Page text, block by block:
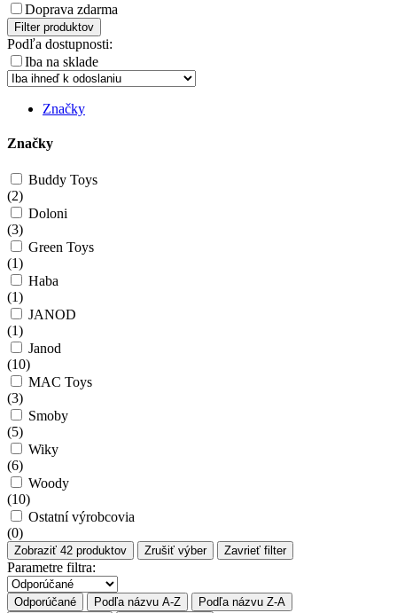
Doprava zdarma
Filter produktov
Podľa dostupnosti:
Iba na sklade
Značky
Značky
Buddy Toys
(2)
Doloni
(3)
Green Toys
(1)
Haba
(1)
JANOD
(1)
Janod
(10)
MAC Toys
(3)
Smoby
(5)
Wiky
(6)
Woody
(10)
Ostatní výrobcovia
(0)
Zobraziť 42 produktov Zrušiť výber Zavrieť filter
Parametre filtra:
Odporúčané Podľa názvu A-Z
Podľa názvu Z-A